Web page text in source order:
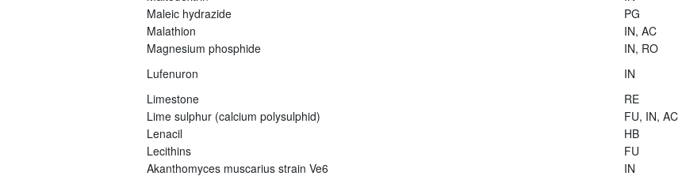
Maleic hydrazide
PG
Malathion
IN, AC
Magnesium phosphide
IN, RO
Lufenuron
IN
Limestone
RE
Lime sulphur (calcium polysulphid)
FU, IN, AC
Lenacil
HB
Lecithins
FU
Akanthomyces muscarius strain Ve6
IN